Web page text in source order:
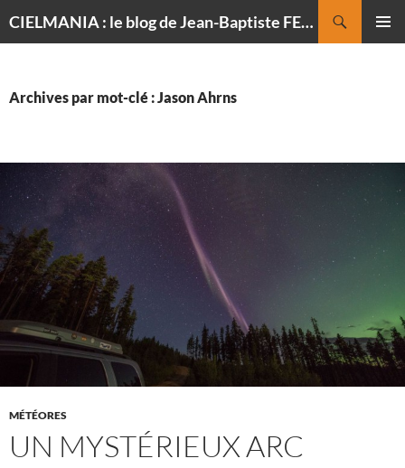
CIELMANIA : le blog de Jean-Baptiste FELDMANN, photographe du ciel
Archives par mot-clé : Jason Ahrns
MÉTÉORES
UN MYSTÉRIEUX ARC